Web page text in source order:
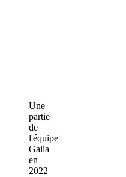
Une
partie
de
l'équipe
Gaiia
en
2022